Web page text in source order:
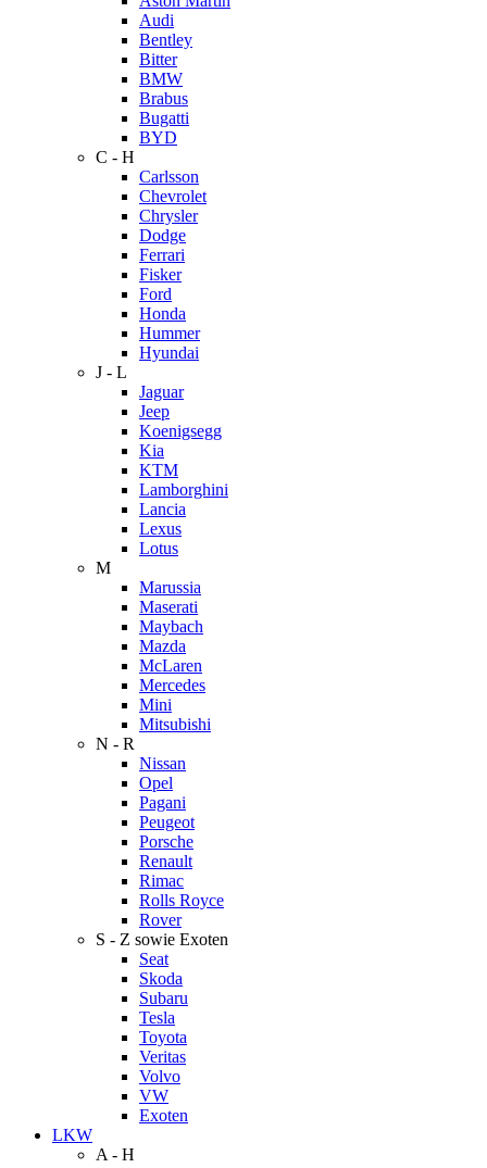
Audi
Bentley
Bitter
BMW
Brabus
Bugatti
BYD
C - H
Carlsson
Chevrolet
Chrysler
Dodge
Ferrari
Fisker
Ford
Honda
Hummer
Hyundai
J - L
Jaguar
Jeep
Koenigsegg
Kia
KTM
Lamborghini
Lancia
Lexus
Lotus
M
Marussia
Maserati
Maybach
Mazda
McLaren
Mercedes
Mini
Mitsubishi
N - R
Nissan
Opel
Pagani
Peugeot
Porsche
Renault
Rimac
Rolls Royce
Rover
S - Z sowie Exoten
Seat
Skoda
Subaru
Tesla
Toyota
Veritas
Volvo
VW
Exoten
LKW
A - H